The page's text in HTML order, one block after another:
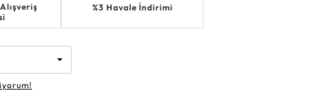
Alışveriş
%3 Havale İndirimi